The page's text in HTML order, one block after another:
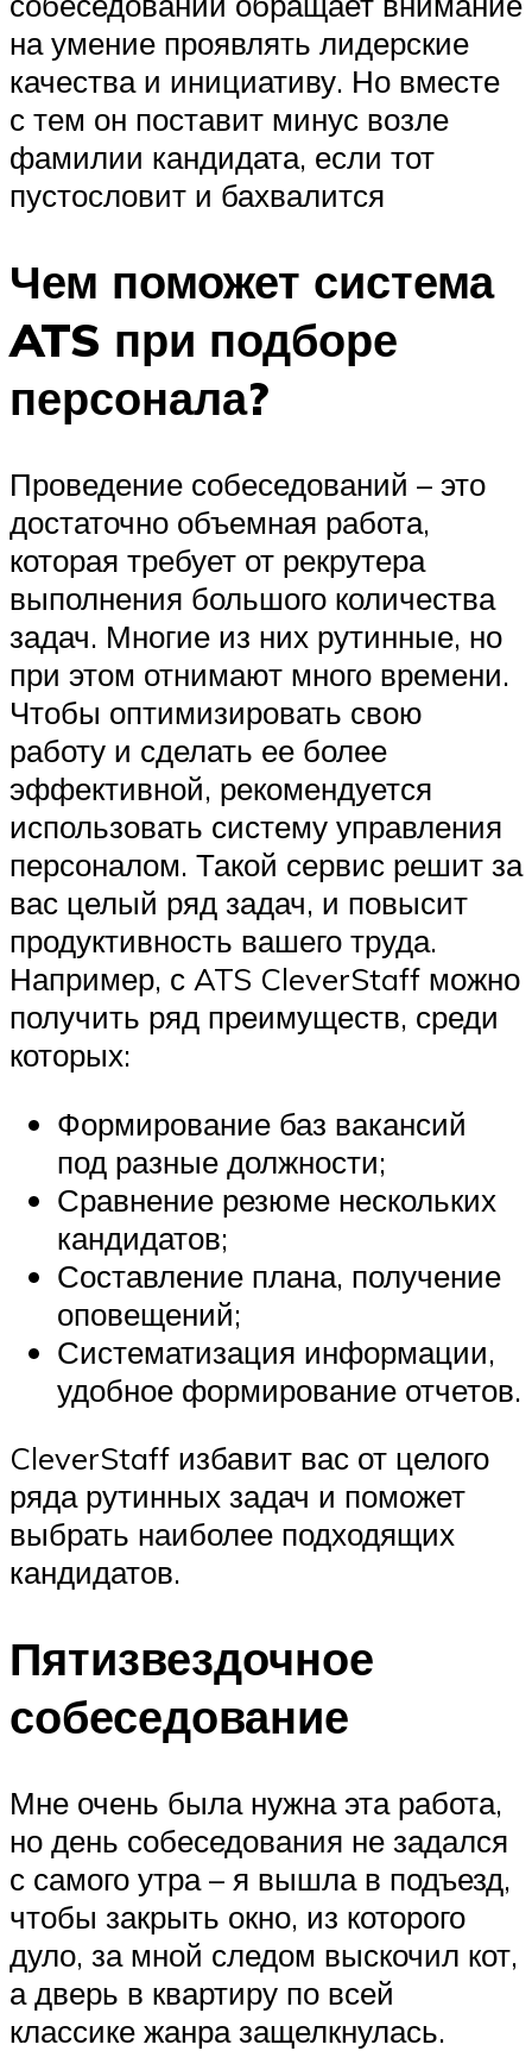
на умение проявлять лидерские
качества и инициативу. Но вместе
с тем он поставит минус возле
фамилии кандидата, если тот
пустословит и бахвалится
Чем поможет система
ATS при подборе
персонала?
Проведение собеседований – это
достаточно объемная работа,
которая требует от рекрутера
выполнения большого количества
задач. Многие из них рутинные, но
при этом отнимают много времени.
Чтобы оптимизировать свою
работу и сделать ее более
эффективной, рекомендуется
использовать систему управления
персоналом. Такой сервис решит за
вас целый ряд задач, и повысит
продуктивность вашего труда.
Например, с ATS CleverStaff можно
получить ряд преимуществ, среди
которых:
Формирование баз вакансий
под разные должности;
Сравнение резюме нескольких
кандидатов;
Составление плана, получение
оповещений;
Систематизация информации,
удобное формирование отчетов.
CleverStaff избавит вас от целого
ряда рутинных задач и поможет
выбрать наиболее подходящих
кандидатов.
Пятизвездочное
собеседование
Мне очень была нужна эта работа,
но день собеседования не задался
с самого утра – я вышла в подъезд,
чтобы закрыть окно, из которого
дуло, за мной следом выскочил кот,
а дверь в квартиру по всей
классике жанра защелкнулась.